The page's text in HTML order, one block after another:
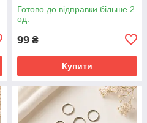
Готово до відправки більше 2
од.
99 ₴
Купити